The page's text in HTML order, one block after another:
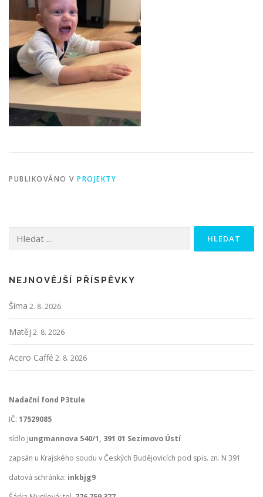
PUBLIKOVÁNO V PROJEKTY
NEJNOVĚJŠÍ PŘÍSPĚVKY
Šíma 2. 8. 2026
Matěj 2. 8. 2026
Acero Caffé 2. 8. 2026
Nadační fond P3tule
IČ: 17529085
sídlo Jungmannova 540/1, 391 01 Sezimovo Ústí
zapsán u Krajského soudu v Českých Budějovicích pod spis. zn. N 391
datová schránka: inkbjg9